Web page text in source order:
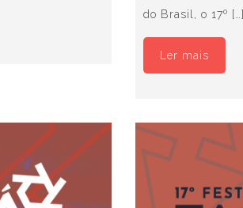
do Brasil, o 17º […]
Ler mais